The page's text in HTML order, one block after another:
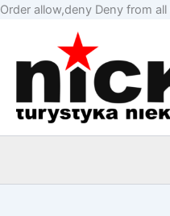
Order allow,deny Deny from all